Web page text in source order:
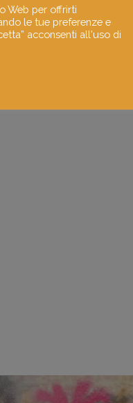
Web per offrirti
le tue preferenze e
acconsenti all'uso di